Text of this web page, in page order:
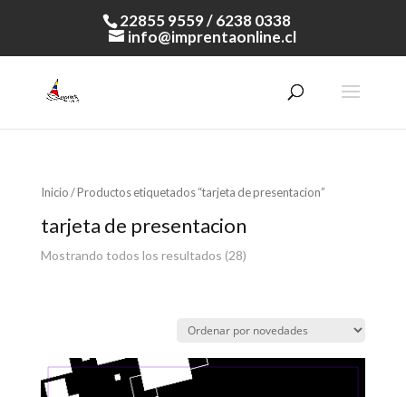
22855 9559 / 6238 0338
info@imprentaonline.cl
Inicio/ Productos etiquetados “tarjeta de presentacion”
tarjeta de presentacion
Mostrando todos los resultados (28)